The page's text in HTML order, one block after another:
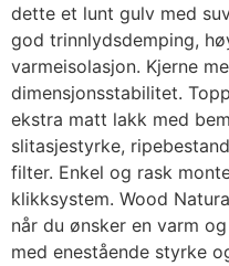
dette et lunt gulv med
god trinnlydsdemping,
varmeisolasjon. Kjerne
dimensjonsstabilitet.
ekstra matt lakk med
slitasjestyrke,
filter. Enkel og rask
klikksystem. Wood
når du ønsker en varm
med enestående styrke